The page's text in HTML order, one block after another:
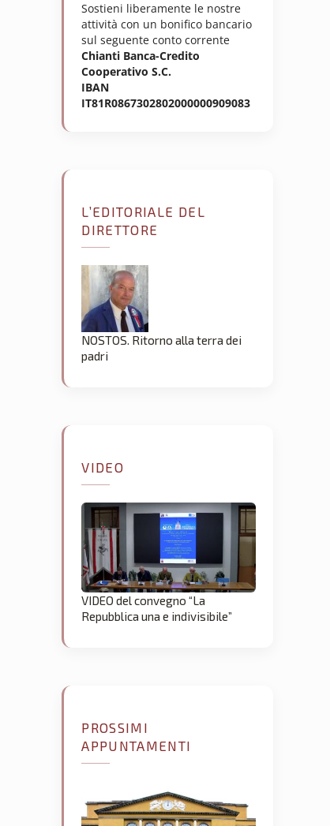
Sostieni liberamente le nostre
attività con un bonifico bancario
sul seguente conto corrente
Chianti Banca-Credito
Cooperativo S.C.
IBAN
IT81R0867302802000000909083
L’EDITORIALE DEL
DIRETTORE
NOSTOS. Ritorno alla terra dei
padri
VIDEO
VIDEO del convegno “La
Repubblica una e indivisibile”
PROSSIMI
APPUNTAMENTI